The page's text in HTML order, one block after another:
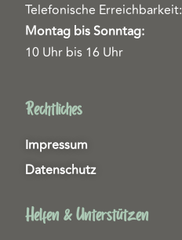
Telefonische Erreichbarkeit:
Montag bis Sonntag:
10 Uhr bis 16 Uhr
Rechtliches
Impressum
Datenschutz
Helfen & Unterstützen